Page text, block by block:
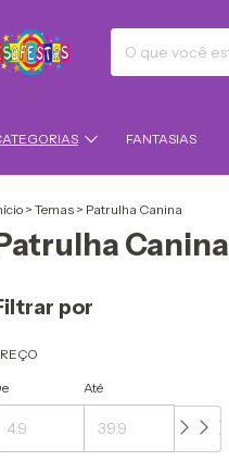
FANTASIAS
> Temas > Patrulha Canina
Canina
por
Até